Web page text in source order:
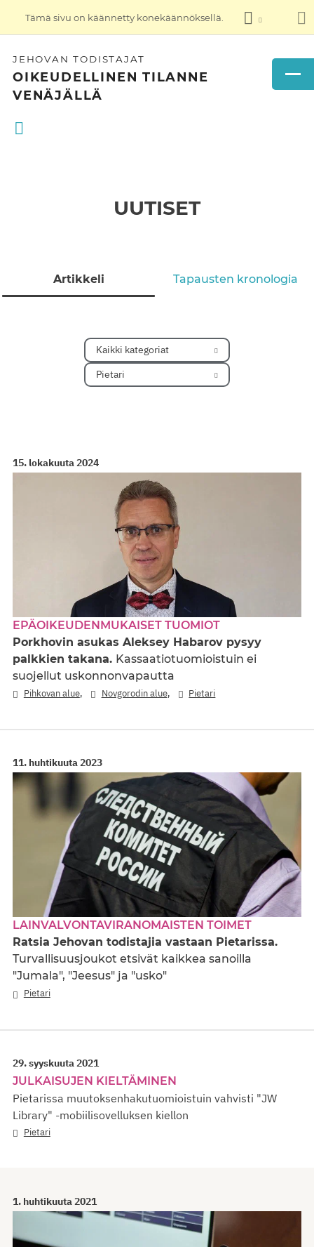
Tämä sivu on käännetty konekäännöksellä.
JEHOVAN TODISTAJAT
OIKEUDELLINEN TILANNE
VENÄJÄLLÄ
UUTISET
Artikkeli Tapausten kronologia
Kaikki kategoriat
Pietari
15. lokakuuta 2024
EPÄOIKEUDENMUKAISET TUOMIOT
Porkhovin asukas Aleksey Habarov pysyy
palkkien takana. Kassaatiotuomioistuin ei
suojellut uskonnonvapautta
Pihkovan alue, Novgorodin alue, Pietari
11. huhtikuuta 2023
LAINVALVONTAVIRANOMAISTEN TOIMET
Ratsia Jehovan todistajia vastaan Pietarissa.
Turvallisuusjoukot etsivät kaikkea sanoilla
"Jumala", "Jeesus" ja "usko"
Pietari
29. syyskuuta 2021
JULKAISUJEN KIELTÄMINEN
Pietarissa muutoksenhakutuomioistuin vahvisti "JW
Library" -mobiilisovelluksen kiellon
Pietari
1. huhtikuuta 2021